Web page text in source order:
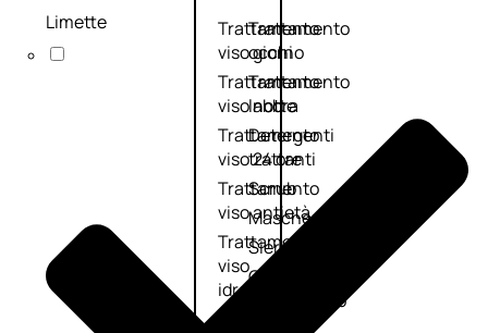
Trattamento
viso giorno
Trattamento
viso notte
Trattamento
viso 24 ore
Trattamento
viso antietà
Trattamento
viso
idratante
Trattamento
Trattamento
occhi
Trattamento
labbra
Detergenti
trattanti
Scrub
Maschere
Sieri
Cofanetti
trattamento
Limette